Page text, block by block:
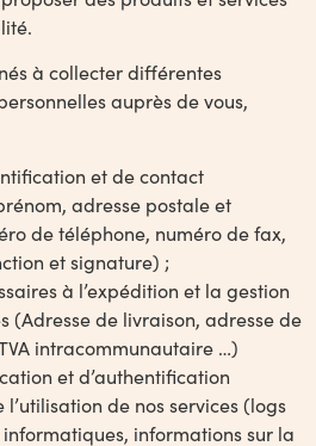
à collecter différentes
auprès de vous,
et de contact
adresse postale et
de téléphone, numéro de fax,
et signature) ;
à l’expédition et la gestion
(Adresse de livraison, adresse de
intracommunautaire …)
et d’authentification
de nos services (logs
informations sur la